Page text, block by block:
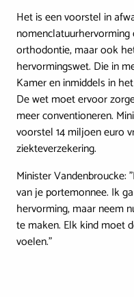
Het is een voorstel in
nomenclatuurhervorming
orthodontie, maar ook
hervormingswet. Die in
Kamer en inmiddels in
De wet moet ervoor
meer conventioneren.
voorstel 14 miljoen euro
ziekteverzekering.
Minister Vandenbroucke:
van je portemonnee. Ik
hervorming, maar neem
te maken. Elk kind moet
voelen."